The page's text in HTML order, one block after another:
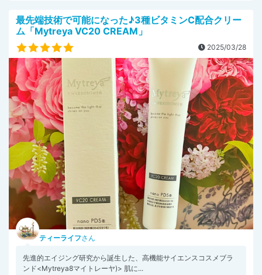
最先端技術で可能になった♪3種ビタミンC配合クリー
ム「Mytreya VC20 CREAM」
2025/03/28
ティーライフさん
先進的エイジング研究から誕生した、高機能サイエンスコスメブラ
ンド<Mytreya8マイトレーヤ)> 肌に...